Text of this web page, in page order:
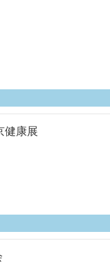
健康展